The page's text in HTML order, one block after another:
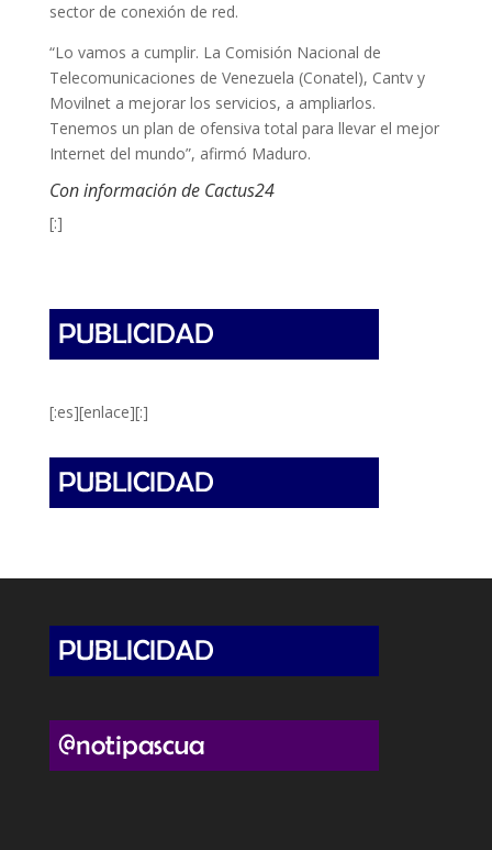
sector de conexión de red.
“Lo vamos a cumplir. La Comisión Nacional de
Telecomunicaciones de Venezuela (Conatel), Cantv y
Movilnet a mejorar los servicios, a ampliarlos.
Tenemos un plan de ofensiva total para llevar el mejor
Internet del mundo”, afirmó Maduro.
Con información de Cactus24
[:]
[:es][enlace][:]